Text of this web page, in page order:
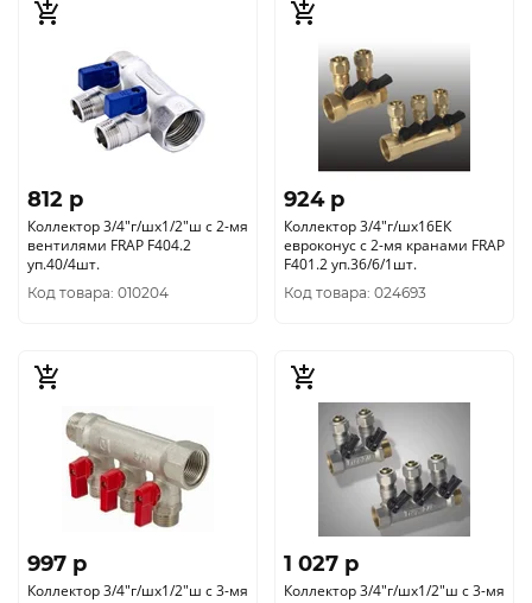
812 p
Коллектор 3/4"г/шх1/2"ш с 2-мя
вентилями FRAP F404.2
уп.40/4шт.
Код товара: 010204
924 p
Коллектор 3/4"г/шх16ЕК
евроконус с 2-мя кранами FRAP
F401.2 уп.36/6/1шт.
Код товара: 024693
997 p
Коллектор 3/4"г/шх1/2"ш с 3-мя
1 027 p
Коллектор 3/4"г/шх1/2"ш с 3-мя